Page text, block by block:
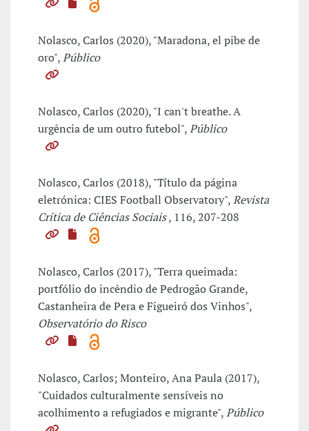
Nolasco, Carlos (2020), "Maradona, el pibe de
oro",Público
Nolasco, Carlos (2020), "I can't breathe. A
urgência de um outro futebol",Público
Nolasco, Carlos (2018), "Título da página
eletrónica: CIES Football Observatory",Revista
Crítica de Ciências Sociais, 116, 207-208
Nolasco, Carlos (2017), "Terra queimada:
portfólio do incêndio de Pedrogão Grande,
Castanheira de Pera e Figueiró dos Vinhos",
Observatório do Risco
Nolasco, Carlos; Monteiro, Ana Paula (2017),
"Cuidados culturalmente sensíveis no
acolhimento a refugiados e migrante",Público